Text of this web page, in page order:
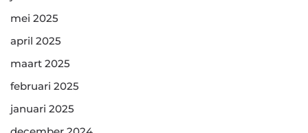
mei 2025
april 2025
maart 2025
februari 2025
januari 2025